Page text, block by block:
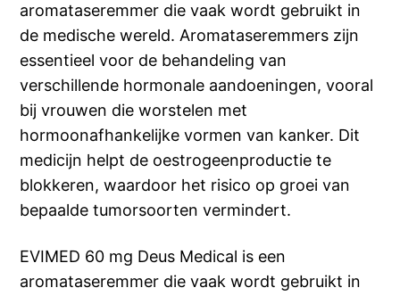
aromataseremmer die vaak wordt gebruikt in
de medische wereld. Aromataseremmers zijn
essentieel voor de behandeling van
verschillende hormonale aandoeningen, vooral
bij vrouwen die worstelen met
hormoonafhankelijke vormen van kanker. Dit
medicijn helpt de oestrogeenproductie te
blokkeren, waardoor het risico op groei van
bepaalde tumorsoorten vermindert.
EVIMED 60 mg Deus Medical is een
aromataseremmer die vaak wordt gebruikt in